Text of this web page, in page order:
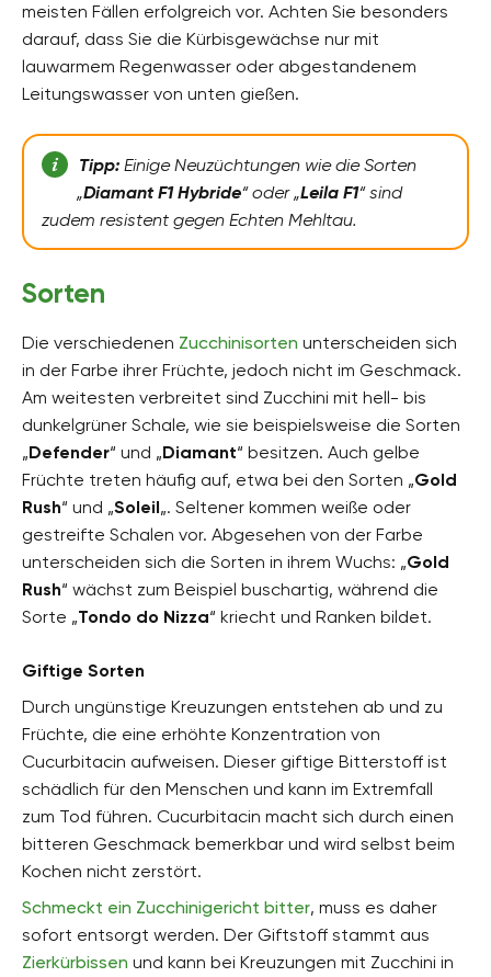
meisten Fällen erfolgreich vor. Achten Sie besonders
darauf, dass Sie die Kürbisgewächse nur mit
lauwarmem Regenwasser oder abgestandenem
Leitungswasser von unten gießen.
Tipp:Einige Neuzüchtungen wie die Sorten
„Diamant F1 Hybride“ oder „Leila F1“ sind
zudem resistent gegen Echten Mehltau.
Sorten
Die verschiedenen Zucchinisorten unterscheiden sich
in der Farbe ihrer Früchte, jedoch nicht im Geschmack.
Am weitesten verbreitet sind Zucchini mit hell- bis
dunkelgrüner Schale, wie sie beispielsweise die Sorten
„Defender“ und „Diamant“ besitzen. Auch gelbe
Früchte treten häufig auf, etwa bei den Sorten „Gold
Rush“ und „Soleil„. Seltener kommen weiße oder
gestreifte Schalen vor. Abgesehen von der Farbe
unterscheiden sich die Sorten in ihrem Wuchs: „Gold
Rush“ wächst zum Beispiel buschartig, während die
Sorte „Tondo do Nizza“ kriecht und Ranken bildet.
Giftige Sorten
Durch ungünstige Kreuzungen entstehen ab und zu
Früchte, die eine erhöhte Konzentration von
Cucurbitacin aufweisen. Dieser giftige Bitterstoff ist
schädlich für den Menschen und kann im Extremfall
zum Tod führen. Cucurbitacin macht sich durch einen
bitteren Geschmack bemerkbar und wird selbst beim
Kochen nicht zerstört.
Schmeckt ein Zucchinigericht bitter, muss es daher
sofort entsorgt werden. Der Giftstoff stammt aus
Zierkürbissen und kann bei Kreuzungen mit Zucchini in